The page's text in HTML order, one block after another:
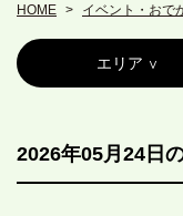
HOME イベント・おで
エリア
2026年05月24日